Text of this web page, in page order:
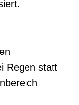
Regen statt